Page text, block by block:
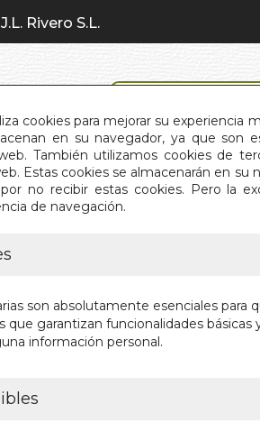
cookies para mejorar su experiencia
en su navegador, ya que son
También utilizamos cookies de
Estas cookies se almacenarán en
no recibir estas cookies. Pero la
de navegación.
son absolutamente esenciales
que garantizan funcionalidades
información personal.
Rivero S.L.
INICIO